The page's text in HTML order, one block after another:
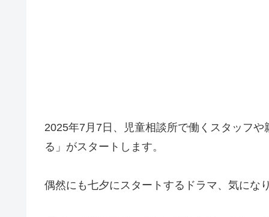
2025年7月7日、児童相談所で働くスタッフ
る」がスタートします。
偶然にも七夕にスタートするドラマ、気にな